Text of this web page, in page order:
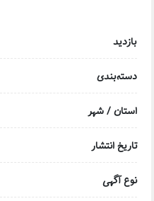
بازدید
دسته‌بندی
استان / شهر
تاریخ انتشار
نوع آگهی